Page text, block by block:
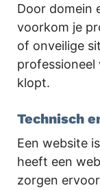
Door domein
voorkom je
of onveilige
professioneel
klopt.
Technisch
Een website
heeft een
zorgen